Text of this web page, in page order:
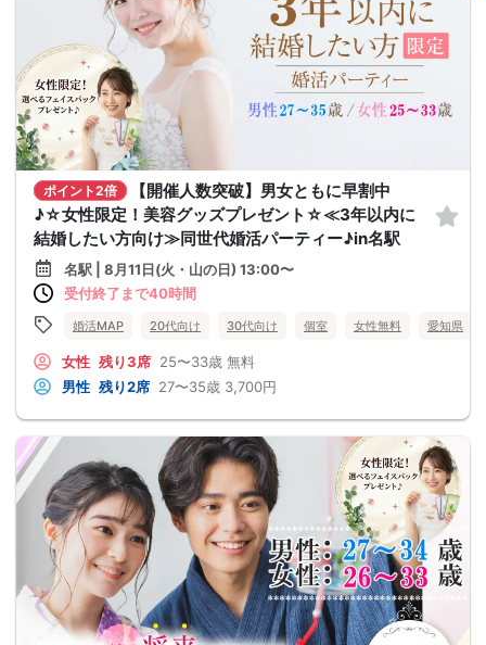
ポイント2倍
【開催人数突破】男女ともに早割中
♪☆女性限定！美容グッズプレゼント☆≪3年以内に
結婚したい方向け≫同世代婚活パーティー♪in名駅
名駅 | 8月11日(火・山の日) 13:00〜
受付終了まで40時間
婚活MAP 20代向け 30代向け 個室 女性無料 愛知県
女性 残り3席 25〜33歳 無料
男性 残り2席 27〜35歳 3,700円